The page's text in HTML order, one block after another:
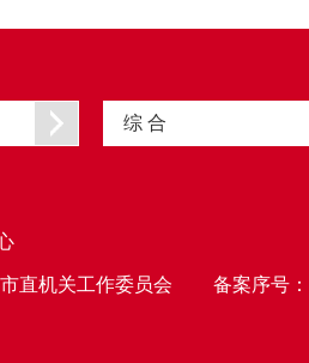
综 合
直机关工作委员会 备案序号：